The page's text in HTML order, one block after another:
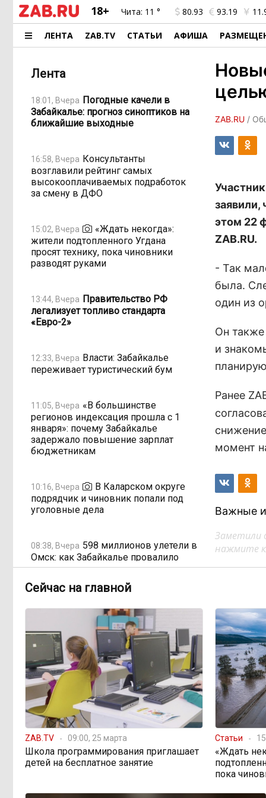
18+ Чита: 11 ° 80.93 93.19
ЛЕНТА ZAB.TV СТАТЬИ АФИША
Лента
18:01, Вчера Погодные качели в
Забайкалье: прогноз синоптиков на
ближайшие выходные
16:58, Вчера Консультанты
возглавили рейтинг самых
высокооплачиваемых подработок
за смену в ДФО
15:02, Вчера
«Ждать некогда»:
жители подтопленного Угдана
просят технику, пока чиновники
разводят руками
13:44, Вчера Правительство РФ
легализует топливо стандарта
«Евро-2»
12:33, Вчера Власти: Забайкалье
переживает туристический бум
11:05, Вчера «В большинстве
регионов индексация прошла с 1
января»: почему Забайкалье
задержало повышение зарплат
бюджетникам
10:16, Вчера
В Каларском округе
подрядчик и чиновник попали под
уголовные дела
08:38, Вчера 598 миллионов улетели в
Омск: как Забайкалье провалило
«Чистый воздух»
объяснил «неполноценность»
женщин библейским сюжетом
08:10, Вчера Прокуратура начала
проверку из-за раскопок ТГК-14
19:02, 5 августа Когда ждать денег?
Забайкалье — в списке регионов,
где бюджетники могут остаться без
выплат
превысить весь наш опыт»: Осипов
ZAB.RU /
заявили,
этом 22
ZAB.RU.
- Так
была.
один из
Он также
и
Ранее
момент
Важные
Заметили
нажмите
Сейчас на главной
ZAB.TV 09:00, 25 марта
Школа программирования приглашает
детей на бесплатное занятие
Статьи
«Ждать
пока